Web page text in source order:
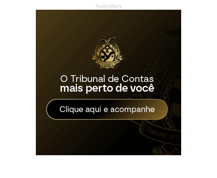
Publicidade